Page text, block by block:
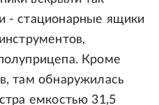
- стационарные ящики
Кроме
там обнаружилась
емкостью 31,5